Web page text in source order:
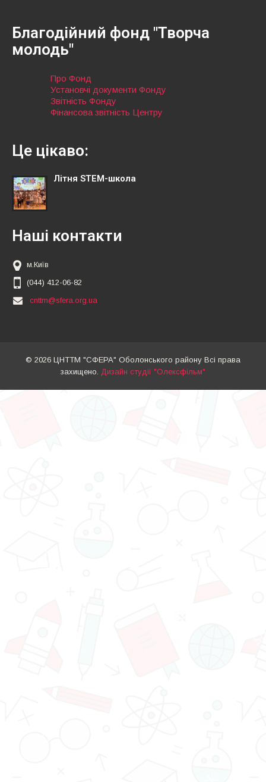
Благодійний фонд "Творча
молодь"
Про Фонд
Установчі документи Фонду
Звітність Фонду
Фінансова звітність Центру
Це цікаво:
Літня STEM-школа
Наші контакти
м.Київ
(044) 412-06-82
cnttm@sfera.org.ua
© 2026 ЦНТТМ "СФЕРА" Оболонського району Всі права
захищено. Дизайн студії "Олексфільм"